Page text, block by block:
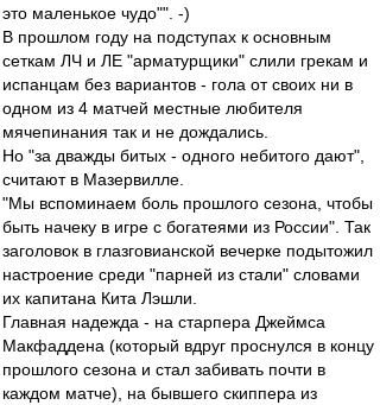
это маленькое чудо"". -)
В прошлом году на подступах к основным
сеткам ЛЧ и ЛЕ "арматурщики" слили грекам и
испанцам без вариантов - гола от своих ни в
одном из 4 матчей местные любителя
мячепинания так и не дождались.
Но "за дважды битых - одного небитого дают",
считают в Мазервилле.
"Мы вспоминаем боль прошлого сезона, чтобы
быть начеку в игре с богатеями из России". Так
заголовок в глазговианской вечерке подытожил
настроение среди "парней из стали" словами
их капитана Кита Лэшли.
Главная надежда - на старпера Джеймса
Макфаддена (который вдруг проснулся в концу
прошлого сезона и стал забивать почти в
каждом матче), на бывшего скиппера из